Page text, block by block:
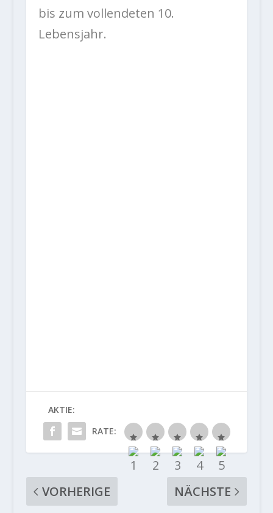
bis zum vollendeten 10.
Lebensjahr.
AKTIE:
RATE:
VORHERIGE
NÄCHSTE